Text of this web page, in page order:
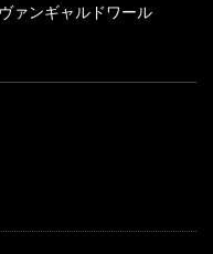
ァンギャルドワール